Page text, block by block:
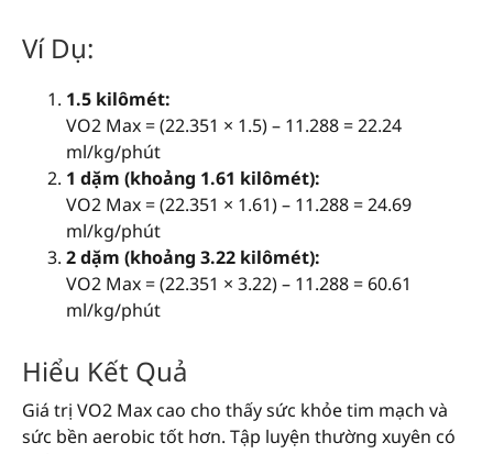
Ví Dụ:
1.5 kilômét:
VO2 Max = (22.351 × 1.5) – 11.288 = 22.24
ml/kg/phút
1 dặm (khoảng 1.61 kilômét):
VO2 Max = (22.351 × 1.61) – 11.288 = 24.69
ml/kg/phút
2 dặm (khoảng 3.22 kilômét):
VO2 Max = (22.351 × 3.22) – 11.288 = 60.61
ml/kg/phút
Hiểu Kết Quả
Giá trị VO2 Max cao cho thấy sức khỏe tim mạch và
sức bền aerobic tốt hơn. Tập luyện thường xuyên có